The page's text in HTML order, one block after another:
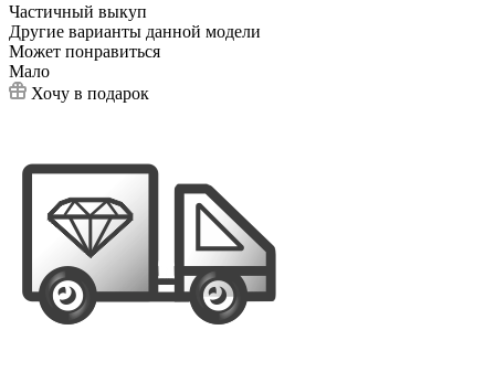
Частичный выкуп
Другие варианты данной модели
Может понравиться
Мало
Хочу в подарок